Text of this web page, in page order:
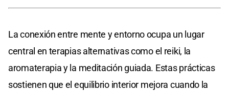
La conexión entre mente y entorno ocupa un lugar
central en terapias alternativas como el reiki, la
aromaterapia y la meditación guiada. Estas prácticas
sostienen que el equilibrio interior mejora cuando la